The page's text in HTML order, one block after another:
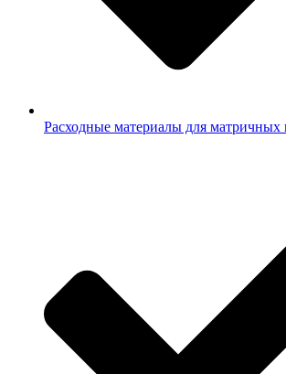
Расходные материалы для матричных